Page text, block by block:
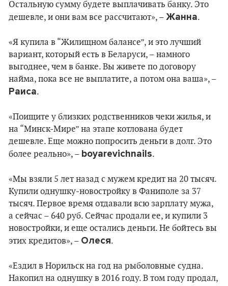
Остальную сумму будете выплачивать банку. Это
дешевле, и они вам все рассчитают», – Жанна.
«Я купила в “Жилищном балансе”, и это лучший
вариант, который есть в Беларуси, – намного
выгоднее, чем в банке. Вы живете по договору
найма, пока все не выплатите, а потом она ваша», –
Раиса.
«Поищите у близких родственников чеки жилья, и
на “Минск-Мире” на этапе котлована будет
дешевле. Еще можно попросить деньги в долг. Это
более реально», – boyarevichnails.
«Мы взяли 5 лет назад с мужем кредит на 20 тысяч.
Купили однушку-новостройку в Фаниполе за 37
тысяч. Первое время отдавали всю зарплату мужа,
а сейчас – 640 руб. Сейчас продали ее, и купили 3
новостройки, и еще остались деньги. Не бойтесь вы
этих кредитов», – Олеся.
«Ездил в Норильск на год на рыболовные судна.
Накопил на однушку в 2016 году. В том году продал,